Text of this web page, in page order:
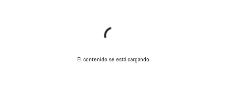
El contenido se está cargando